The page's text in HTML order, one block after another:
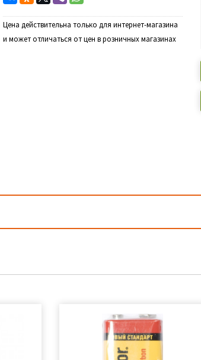
Цена действительна только для интернет-магазина
и может отличаться от цен в розничных магазинах